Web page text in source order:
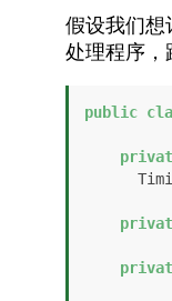
假设我们想
处理程序，
public